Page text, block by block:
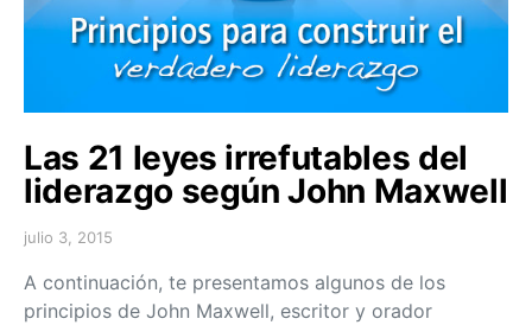
Las 21 leyes irrefutables del
liderazgo según John Maxwell
julio 3, 2015
A continuación, te presentamos algunos de los
principios de John Maxwell, escritor y orador